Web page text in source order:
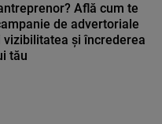
Află cum te
de advertoriale
vizibilitatea și încrederea
tău